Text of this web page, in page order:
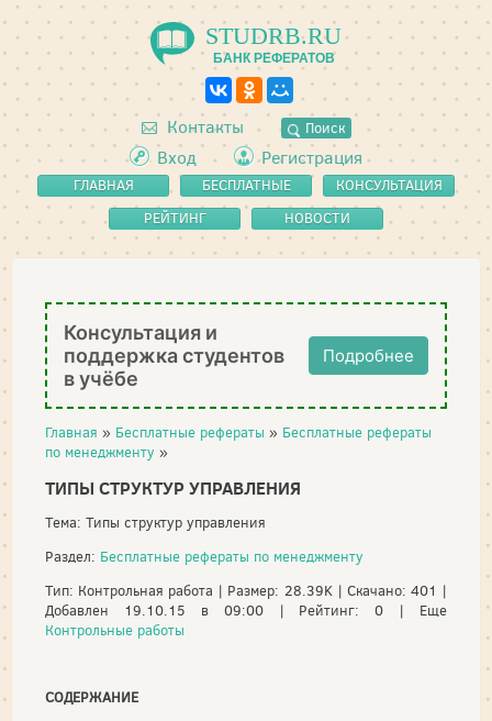
STUDRB.RU
БАНК РЕФЕРАТОВ
Контакты Поиск
Вход Регистрация
ГЛАВНАЯ
БЕСПЛАТНЫЕ
РЕФЕРАТЫ
КОНСУЛЬТАЦИЯ
РЕЙТИНГ
НОВОСТИ
Консультация и
поддержка студентов
в учёбе
Подробнее
Главная » Бесплатные рефераты » Бесплатные рефераты
по менеджменту »
ТИПЫ СТРУКТУР УПРАВЛЕНИЯ
Тема: Типы структур управления
Раздел: Бесплатные рефераты по менеджменту
Тип: Контрольная работа | Размер: 28.39K | Скачано: 401 |
Добавлен 19.10.15 в 09:00 | Рейтинг: 0 | Еще
Контрольные работы
СОДЕРЖАНИЕ